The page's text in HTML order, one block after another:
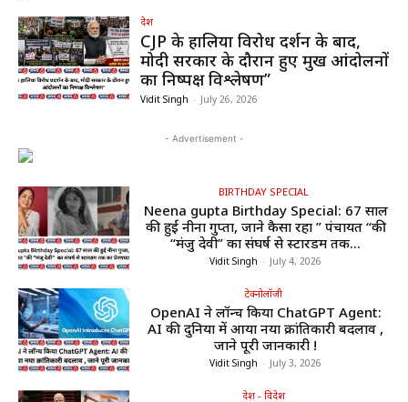
देश
CJP के हालिया विरोध प्रदर्शन के बाद,
मोदी सरकार के दौरान हुए प्रमुख आंदोलनों
का निष्पक्ष विश्लेषण”
Vidit Singh - July 26, 2026
- Advertisement -
BIRTHDAY SPECIAL
Neena gupta Birthday Special: 67 साल
की हुईं नीना गुप्ता, जाने कैसा रहा ” पंचायत “की
“मंजु देवी” का संघर्ष से स्टारडम तक...
Vidit Singh - July 4, 2026
टेक्नोलॉजी
OpenAI ने लॉन्च किया ChatGPT Agent:
AI की दुनिया में आया नया क्रांतिकारी बदलाव ,
जाने पूरी जानकारी !
Vidit Singh - July 3, 2026
देश - विदेश